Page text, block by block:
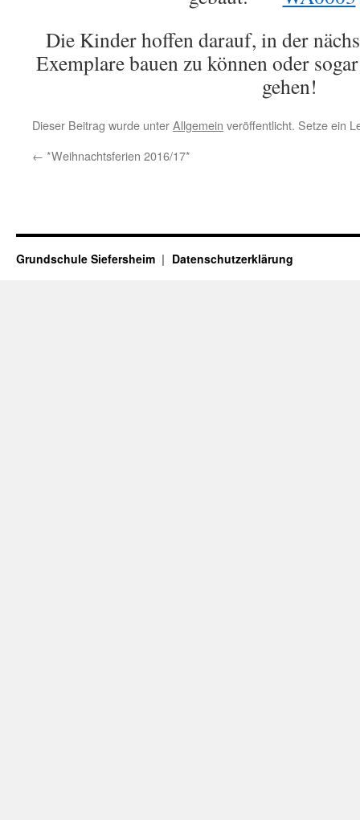
Die Kinder hoffen darauf, in der
Exemplare bauen zu können oder
gehen!
Dieser Beitrag wurde unterAllgemein veröffentlicht. Setze ein
← *Weihnachtsferien 2016/17*
Grundschule Siefersheim Datenschutzerklärung